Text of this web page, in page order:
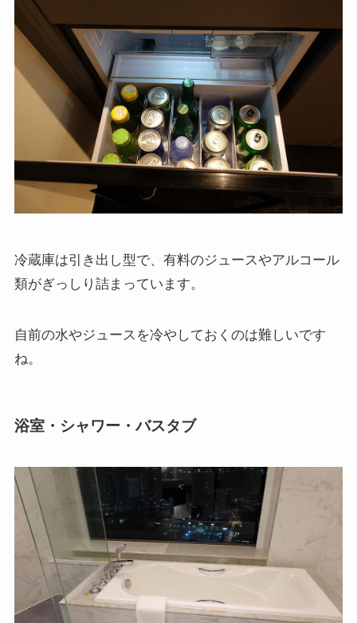
冷蔵庫は引き出し型で、有料のジュースやアルコール
類がぎっしり詰まっています。
自前の水やジュースを冷やしておくのは難しいです
ね。
浴室・シャワー・バスタブ